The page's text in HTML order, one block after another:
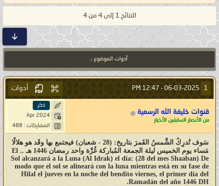
النتائج 1 إلى 4 من 4
أدوات الموضوع
1
06-03-2025 -
12:47 PM أدوات
قنوات خليفة الله الرسمية
من الأنصار السابقين الأخيار
ذكر
Apr 2024
المشاركات : 488
سَوف تُدرِكُ الشَّمسُ القَمرَ بتاريخ: (28 - شعبان) فيجتمع بها وقَد هو هلالًا
مَساء يوم الخميس ليلة الجمعة المُباركة غُرَّة واحد رمضان 1446 هـ .. El
Sol alcanzará a la Luna (Al Idrak) el día: (28 del mes Shaaban) De
modo que el sol se alineará con la luna mientras está en su fase de
Hilal el jueves en la noche del bendito viernes, el primer día del
Ramadán del año 1446 DH.